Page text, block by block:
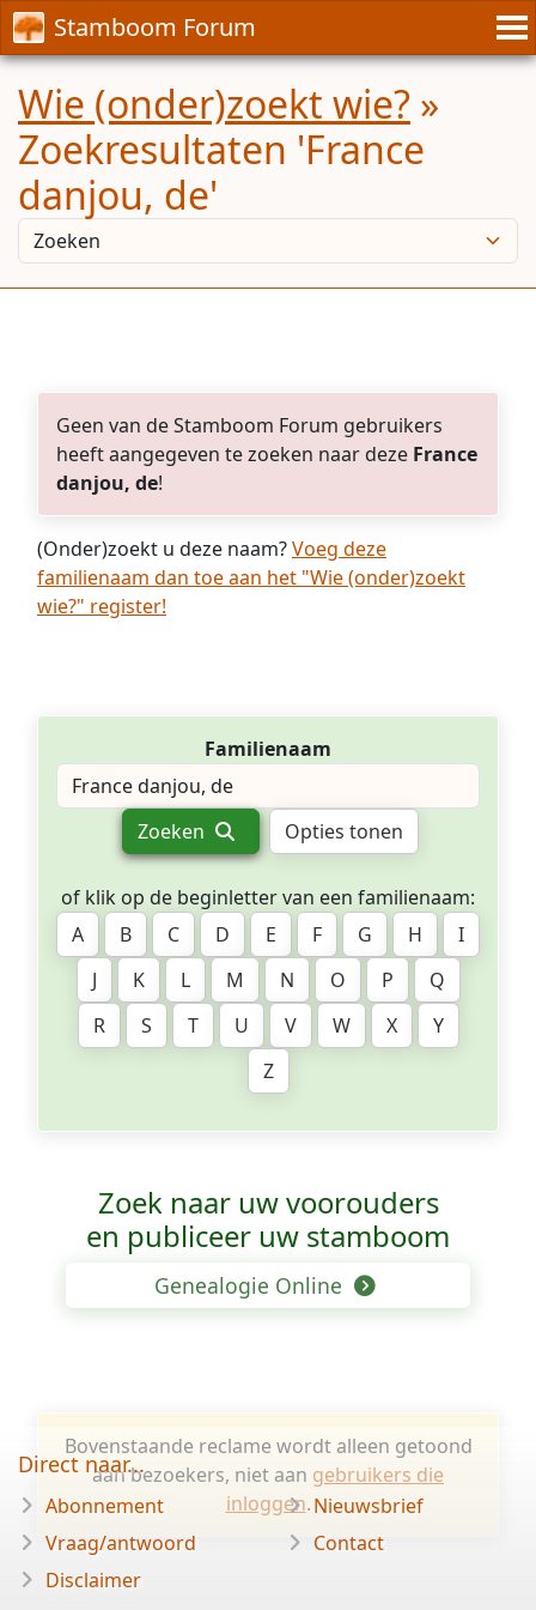
Stamboom Forum
Wie (onder)zoekt wie? »
Zoekresultaten 'France
danjou, de'
Geen van de Stamboom Forum gebruikers
heeft aangegeven te zoeken naar deze France
danjou, de!
(Onder)zoekt u deze naam?Voeg deze
familienaam dan toe aan het "Wie (onder)zoekt
wie?" register!
Familienaam
Zoeken Opties tonen
of klik op de beginletter van een familienaam:
A
B C D E F G H
I
J
K L M N O P
Q
R
S T U V W X
Y
Z
Zoek naar uw voorouders
en publiceer uw stamboom
Genealogie Online
Bovenstaande reclame wordt alleen getoond
aan bezoekers, niet aan gebruikers die
inloggen.
Direct naar...
Abonnement
Vraag/antwoord
Disclaimer
Nieuwsbrief
Contact